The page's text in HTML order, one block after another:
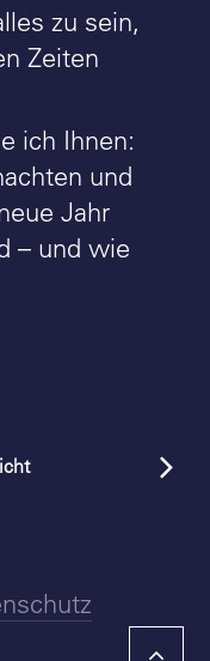
zu sein,
Zeiten
ich Ihnen:
und
Jahr
– und wie